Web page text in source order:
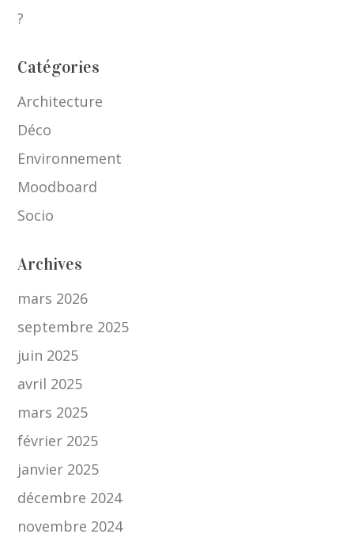
?
Catégories
Architecture
Déco
Environnement
Moodboard
Socio
Archives
mars 2026
septembre 2025
juin 2025
avril 2025
mars 2025
février 2025
janvier 2025
décembre 2024
novembre 2024